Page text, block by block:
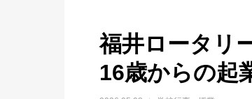
福井ロータリ
16歳からの起